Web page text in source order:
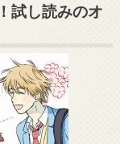
試し読みのオ